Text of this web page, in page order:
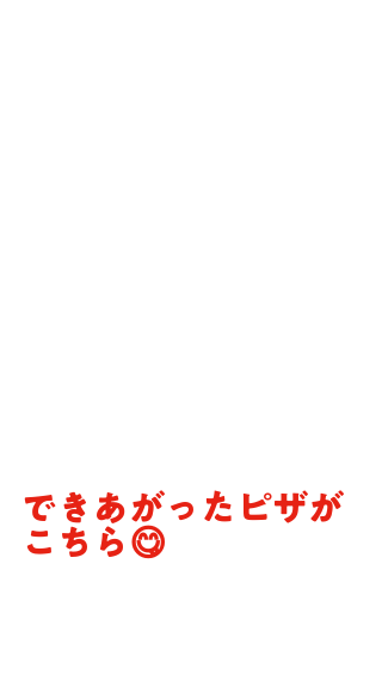
できあがったピザが
こちら😋